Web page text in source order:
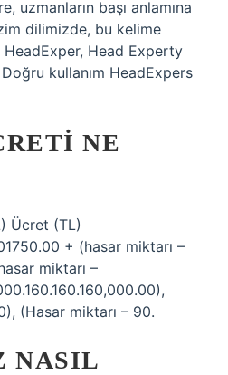
uzmanların başı anlamına
dilimizde, bu kelime
HeadExper, Head Experty
Doğru kullanım HeadExpers
NE
Ücret (TL)
+ (hasar miktarı –
miktarı –
(Hasar miktarı – 90.
NASIL